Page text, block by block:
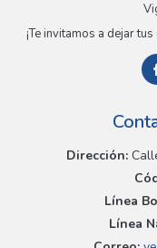
¡Te invitamos a dejar
Dirección:
Línea
Línea